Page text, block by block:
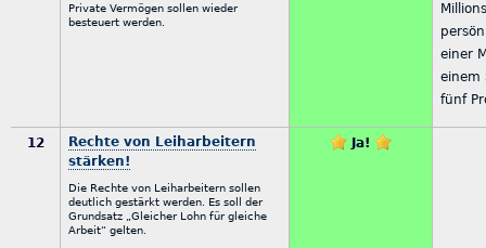
Private Vermögen sollen wieder
besteuert werden.
einer
einem
fünf
12
Rechte von Leiharbeitern
stärken!
Die Rechte von Leiharbeitern sollen
deutlich gestärkt werden. Es soll der
Grundsatz „Gleicher Lohn für gleiche
Arbeit“ gelten.
Ja!